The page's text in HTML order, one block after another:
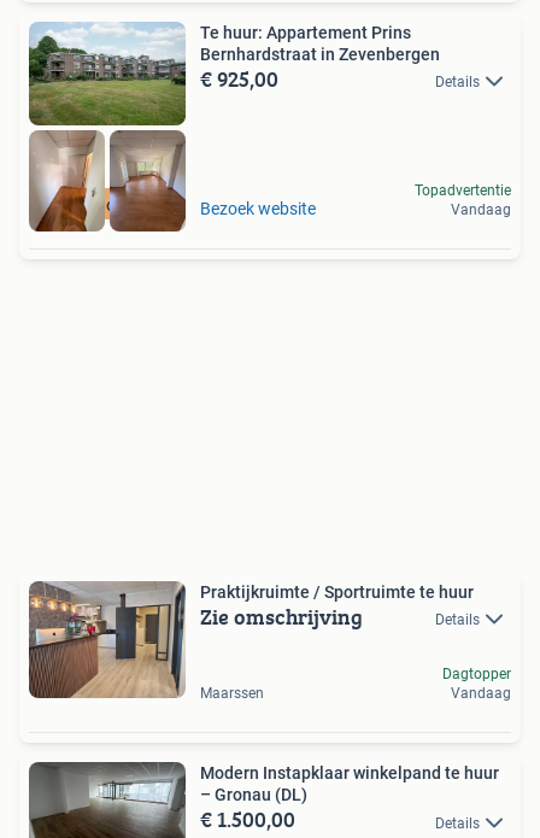
Meer op onze site
Te huur: Appartement Prins
Bernhardstraat in Zevenbergen
€ 925,00 Details
Bezoek website
Topadvertentie
Vandaag
Praktijkruimte / Sportruimte te huur
Zie omschrijving Details
Maarssen
Dagtopper
Vandaag
Modern Instapklaar winkelpand te huur
– Gronau (DL)
€ 1.500,00 Details